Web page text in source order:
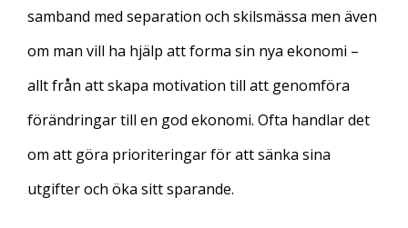
samband med separation och skilsmässa men även
om man vill ha hjälp att forma sin nya ekonomi –
allt från att skapa motivation till att genomföra
förändringar till en god ekonomi. Ofta handlar det
om att göra prioriteringar för att sänka sina
utgifter och öka sitt sparande.